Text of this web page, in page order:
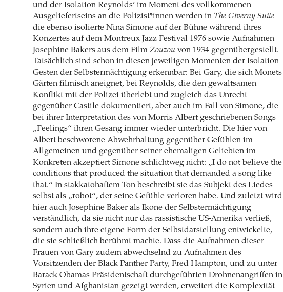
und der Isolation Reynolds’ im Moment des vollkommenen
Ausgeliefertseins an die Polizist*innen werden in The Giverny Suite
die ebenso isolierte Nina Simone auf der Bühne während ihres
Konzertes auf dem Montreux Jazz Festival 1976 sowie Aufnahmen
Josephine Bakers aus dem Film Zouzou von 1934 gegenübergestellt.
Tatsächlich sind schon in diesen jeweiligen Momenten der Isolation
Gesten der Selbstermächtigung erkennbar: Bei Gary, die sich Monets
Gärten filmisch aneignet, bei Reynolds, die den gewaltsamen
Konflikt mit der Polizei überlebt und zugleich das Unrecht
gegenüber Castile dokumentiert, aber auch im Fall von Simone, die
bei ihrer Interpretation des von Morris Albert geschriebenen Songs
„Feelings“ ihren Gesang immer wieder unterbricht. Die hier von
Albert beschworene Abwehrhaltung gegenüber Gefühlen im
Allgemeinen und gegenüber seiner ehemaligen Geliebten im
Konkreten akzeptiert Simone schlichtweg nicht: „I do not believe the
conditions that produced the situation that demanded a song like
that.“ In stakkatohaftem Ton beschreibt sie das Subjekt des Liedes
selbst als „robot“, der seine Gefühle verloren habe. Und zuletzt wird
hier auch Josephine Baker als Ikone der Selbstermächtigung
verständlich, da sie nicht nur das rassistische US-Amerika verließ,
sondern auch ihre eigene Form der Selbstdarstellung entwickelte,
die sie schließlich berühmt machte. Dass die Aufnahmen dieser
Frauen von Gary zudem abwechselnd zu Aufnahmen des
Vorsitzenden der Black Panther Party, Fred Hampton, und zu unter
Barack Obamas Präsidentschaft durchgeführten Drohnenangriffen in
Syrien und Afghanistan gezeigt werden, erweitert die Komplexität